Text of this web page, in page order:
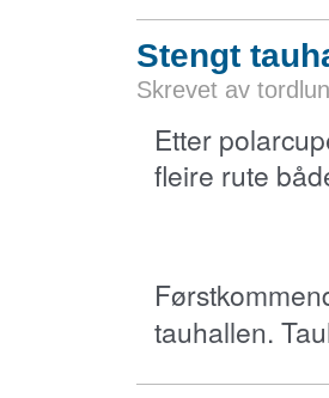
Stengt
Skrevet av
Etter
fleire rute
tauhallen.